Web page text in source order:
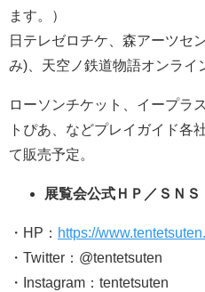
ます。）
日テレゼロチケ、森アーツセ
み)、天空ノ鉄道物語オンライ
ローソンチケット、イープラ
トぴあ、などプレイガイド各
て販売予定。
展覧会公式ＨＰ／ＳＮＳ
・HP： https://
・Twitter：@tentetsuten
・Instagram：tentetsuten